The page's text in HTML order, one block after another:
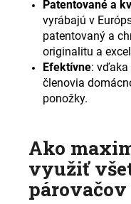
Patentované a
vyrábajú v
patentovaný a
originalitu a
Efektívne: vďaka
členovia
ponožky.
Ako
využiť